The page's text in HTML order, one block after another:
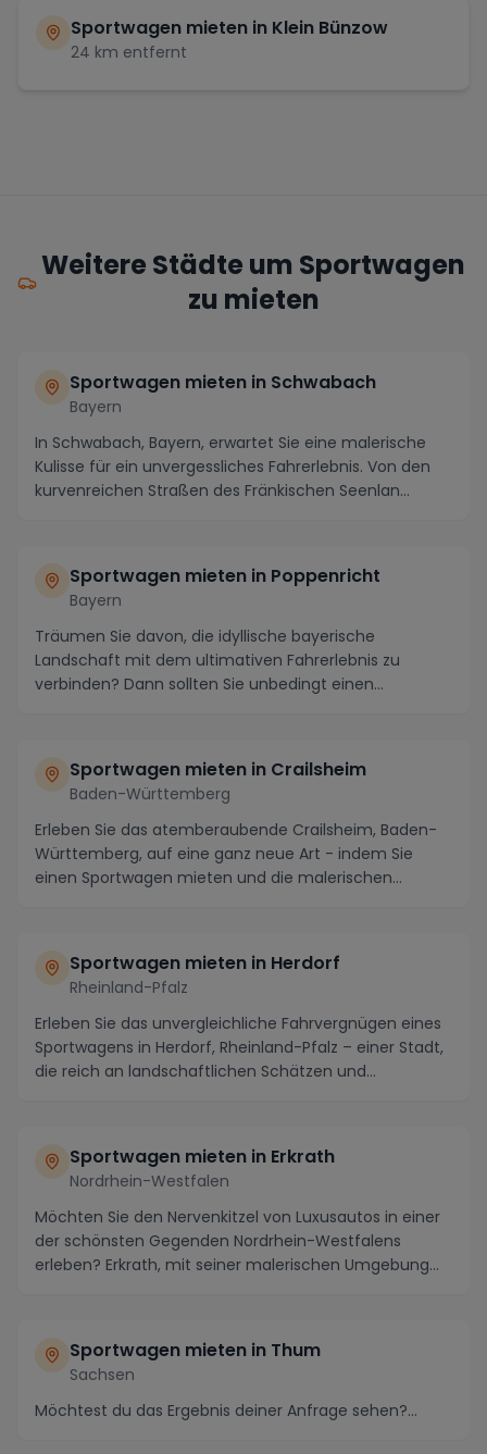
Sportwagen mieten in Klein Bünzow
24 km entfernt
Weitere Städte um Sportwagen
zu mieten
Sportwagen mieten in Schwabach
Bayern
In Schwabach, Bayern, erwartet Sie eine malerische
Kulisse für ein unvergessliches Fahrerlebnis. Von den
kurvenreichen Straßen des Fränkischen Seenlan...
Sportwagen mieten in Poppenricht
Bayern
Träumen Sie davon, die idyllische bayerische
Landschaft mit dem ultimativen Fahrerlebnis zu
verbinden? Dann sollten Sie unbedingt einen
Sportwagen mieten in Crailsheim
Baden-Württemberg
Erleben Sie das atemberaubende Crailsheim, Baden-
Württemberg, auf eine ganz neue Art - indem Sie
einen Sportwagen mieten und die malerischen
Sportwagen mieten in Herdorf
Rheinland-Pfalz
Erleben Sie das unvergleichliche Fahrvergnügen eines
Sportwagens in Herdorf, Rheinland-Pfalz – einer Stadt,
die reich an landschaftlichen Schätzen und...
Sportwagen mieten in Erkrath
Nordrhein-Westfalen
Möchten Sie den Nervenkitzel von Luxusautos in einer
der schönsten Gegenden Nordrhein-Westfalens
erleben? Erkrath, mit seiner malerischen Umgebung
Sportwagen mieten in Thum
Sachsen
Möchtest du das Ergebnis deiner Anfrage sehen?...